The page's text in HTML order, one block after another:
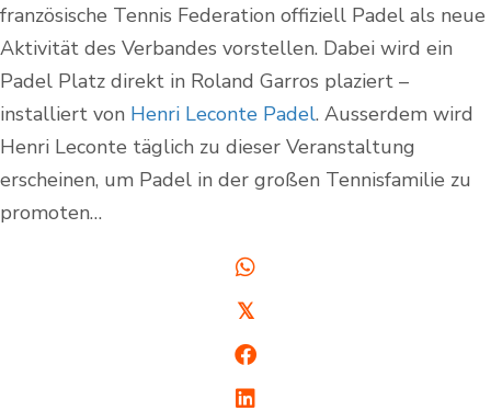
französische Tennis Federation offiziell Padel als neue
Aktivität des Verbandes vorstellen. Dabei wird ein
Padel Platz direkt in Roland Garros plaziert –
installiert von Henri Leconte Padel. Ausserdem wird
Henri Leconte täglich zu dieser Veranstaltung
erscheinen, um Padel in der großen Tennisfamilie zu
promoten…
𝕏